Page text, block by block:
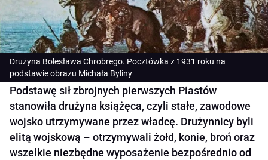
Drużyna Bolesława Chrobrego. Pocztówka z 1931 roku na
podstawie obrazu Michała Byliny
Podstawę sił zbrojnych pierwszych Piastów
stanowiła drużyna książęca, czyli stałe, zawodowe
wojsko utrzymywane przez władcę. Drużynnicy byli
elitą wojskową – otrzymywali żołd, konie, broń oraz
wszelkie niezbędne wyposażenie bezpośrednio od